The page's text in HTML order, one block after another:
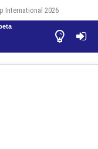
International 2026

